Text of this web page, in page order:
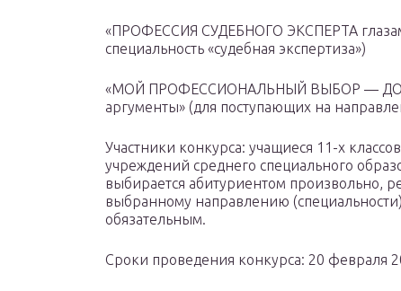
«ПРОФЕССИЯ СУДЕБНОГО ЭКСПЕРТА
специальность «судебная экспертиза»)
«МОЙ ПРОФЕССИОНАЛЬНЫЙ ВЫБОР —
аргументы» (для поступающих на
Участники конкурса: учащиеся 11-х
учреждений среднего специального
выбирается абитуриентом произвольно,
выбранному направлению
обязательным.
Сроки проведения конкурса: 20 февраля